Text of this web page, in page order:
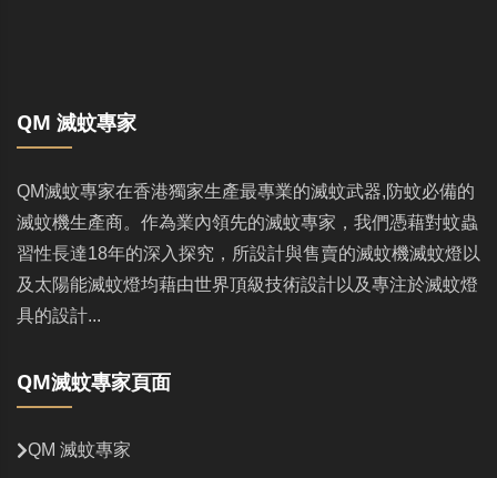
QM 滅蚊專家
QM滅蚊專家在香港獨家生產最專業的滅蚊武器,防蚊必備的
滅蚊機生產商。作為業內領先的滅蚊專家，我們憑藉對蚊蟲
習性長達18年的深入探究，所設計與售賣的滅蚊機滅蚊燈以
及太陽能滅蚊燈均藉由世界頂級技術設計以及專注於滅蚊燈
具的設計...
QM滅蚊專家頁面
QM 滅蚊專家